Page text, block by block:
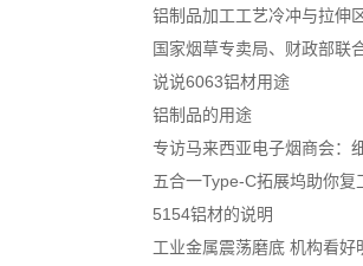
铝制品加工工艺冷冲与拉伸
国家烟草专卖局、财政部联
说说6063铝材用途
铝制品的用途
专访马来西亚电子烟商会：
五合一Type-C拓展坞助你
5154铝材的说明
工业金属震荡磨底 机构看